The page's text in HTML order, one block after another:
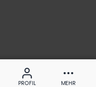
PROFIL MEHR